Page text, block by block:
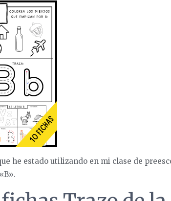
he estado utilizando en mi clase de